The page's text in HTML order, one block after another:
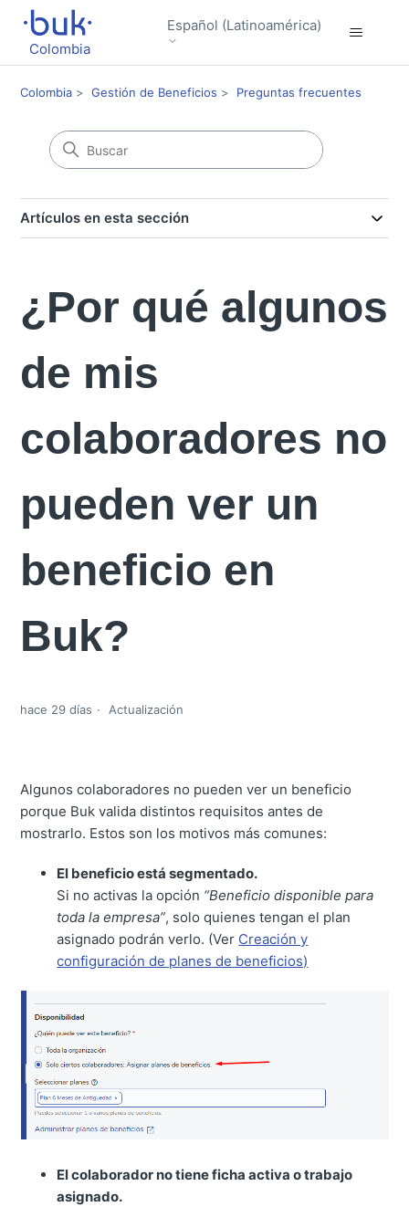
Colombia
Español (Latinoamérica)
Colombia Gestión de Beneficios Preguntas frecuentes
Artículos en esta sección
¿Por qué algunos
de mis
colaboradores no
pueden ver un
beneficio en
Buk?
hace 29 días Actualización
Algunos colaboradores no pueden ver un beneficio
porque Buk valida distintos requisitos antes de
mostrarlo. Estos son los motivos más comunes:
El beneficio está segmentado.
Si no activas la opción “Beneficio disponible para
toda la empresa”, solo quienes tengan el plan
asignado podrán verlo. (Ver Creación y
configuración de planes de beneficios)
El colaborador no tiene ficha activa o trabajo
asignado.